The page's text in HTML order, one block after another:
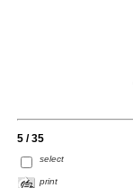
5 / 35
select
print